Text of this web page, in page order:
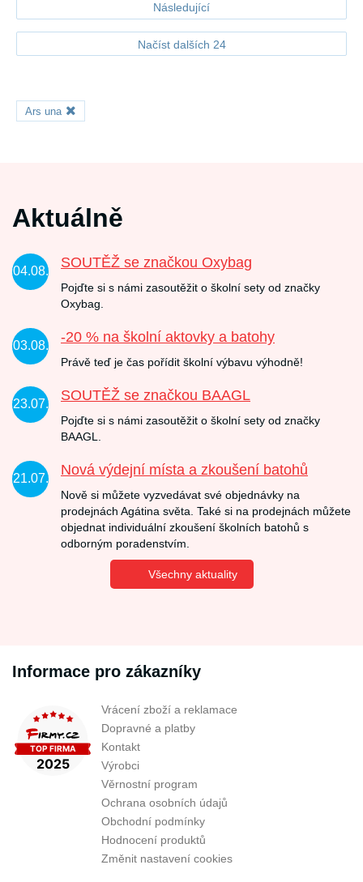
Následující
Načíst dalších 24
Ars una
Aktuálně
04.08.
SOUTĚŽ se značkou Oxybag
Pojďte si s námi zasoutěžit o školní sety od značky
Oxybag.
03.08.
-20 % na školní aktovky a batohy
Právě teď je čas pořídit školní výbavu výhodně!
23.07.
SOUTĚŽ se značkou BAAGL
Pojďte si s námi zasoutěžit o školní sety od značky
BAAGL.
21.07.
Nová výdejní místa a zkoušení batohů
Nově si můžete vyzvedávat své objednávky na
prodejnách Agátina světa. Také si na prodejnách můžete
objednat individuální zkoušení školních batohů s
odborným poradenstvím.
Všechny aktuality
Informace pro zákazníky
Vrácení zboží a reklamace
Dopravné a platby
Kontakt
Výrobci
Věrnostní program
Ochrana osobních údajů
Obchodní podmínky
Hodnocení produktů
Změnit nastavení cookies